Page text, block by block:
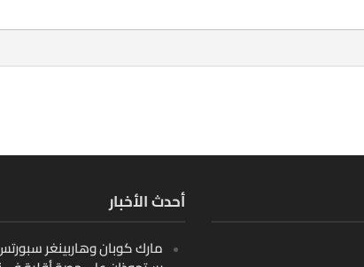
أحدث الأخبار
مارك كوبان وهاربينغر سبورتس